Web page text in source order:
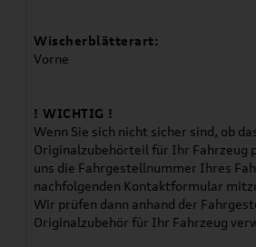
Wischerblätterart:
Vorne
! WICHTIG !
Wenn Sie sich nicht sicher sind, ob
Originalzubehörteil für Ihr Fahrzeug
uns die Fahrgestellnummer Ihres
nachfolgenden Kontaktformular
Wir prüfen dann anhand der
Originalzubehör für Ihr Fahrzeug